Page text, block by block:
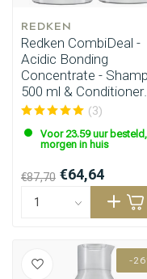
REDKEN
Redken CombiDeal -
Acidic Bonding
Concentrate -
500 ml & Conditioner
500 ml
(3)
Voor 23.59 uur besteld,
morgen in huis
€87,70 €64,64
-